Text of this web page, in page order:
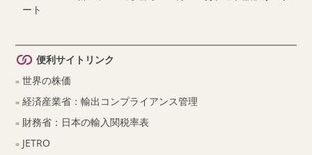
ート
便利サイトリンク
世界の株価
経済産業省：輸出コンプライアンス管理
財務省：日本の輸入関税率表
JETRO